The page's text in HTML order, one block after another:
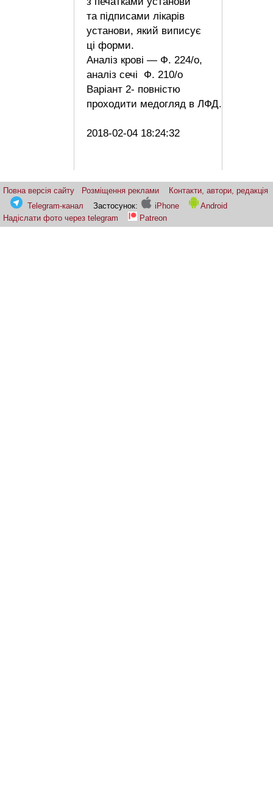
та підписами лікарів
установи, який виписує
ці форми.
Аналіз крові — Ф. 224/о,
аналіз сечі Ф. 210/о
Варіант 2- повністю
проходити медогляд в ЛФД.
2018-02-04 18:24:32
Повна версія сайту Розміщення реклами
Контакти, автори, редакція
Telegram-канал
Застосунок: iPhone
Android
Надіслати фото через telegram
Patreon